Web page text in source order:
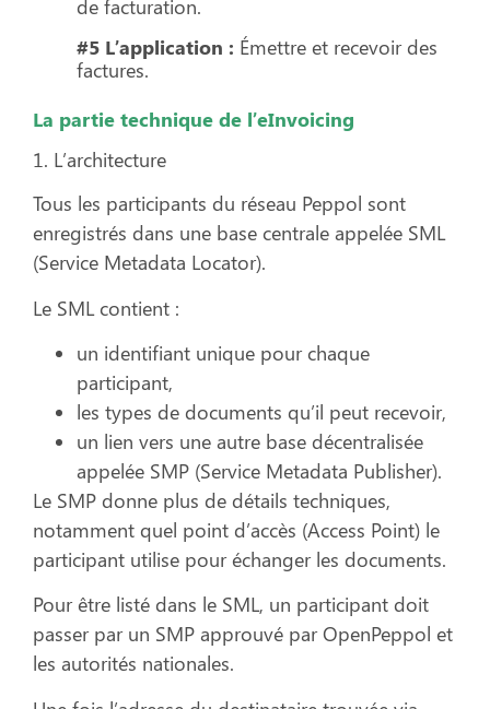
de facturation.
#5 L’application : Émettre et recevoir des
factures.
La partie technique de l’eInvoicing
1. L’architecture
Tous les participants du réseau Peppol sont
enregistrés dans une base centrale appelée SML
(Service Metadata Locator).
Le SML contient :
un identifiant unique pour chaque
participant,
les types de documents qu’il peut recevoir,
un lien vers une autre base décentralisée
appelée SMP (Service Metadata Publisher).
Le SMP donne plus de détails techniques,
notamment quel point d’accès (Access Point) le
participant utilise pour échanger les documents.
Pour être listé dans le SML, un participant doit
passer par un SMP approuvé par OpenPeppol et
les autorités nationales.